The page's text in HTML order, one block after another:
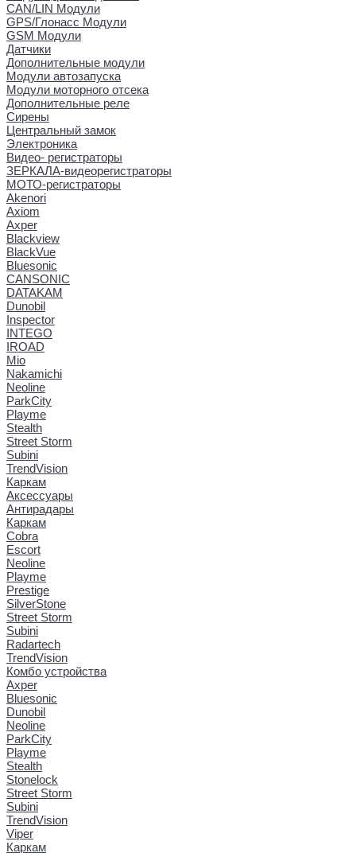
CAN/LIN Модули
GPS/Глонасс Модули
GSM Модули
Датчики
Дополнительные модули
Модули автозапуска
Модули моторного отсека
Дополнительные реле
Сирены
Центральный замок
Электроника
Видео- регистраторы
ЗЕРКАЛА-видеорегистраторы
МОТО-регистраторы
Akenori
Axiom
Axper
Blackview
BlackVue
Bluesonic
CANSONIC
DATAKAM
Dunobil
Inspector
INTEGO
IROAD
Mio
Nakamichi
Neoline
ParkCity
Playme
Stealth
Street Storm
Subini
TrendVision
Каркам
Аксессуары
Антирадары
Каркам
Cobra
Escort
Neoline
Playme
Prestige
SilverStone
Street Storm
Subini
Radartech
TrendVision
Комбо устройства
Axper
Bluesonic
Dunobil
Neoline
ParkCity
Playme
Stealth
Stonelock
Street Storm
Subini
TrendVision
Viper
Каркам